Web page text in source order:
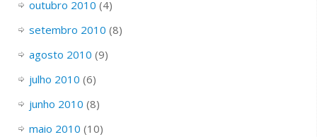
outubro 2010 (4)
setembro 2010 (8)
agosto 2010 (9)
julho 2010 (6)
junho 2010 (8)
maio 2010 (10)